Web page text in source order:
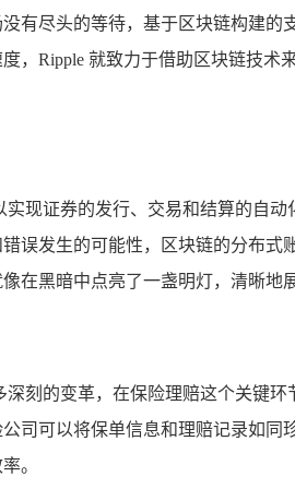
有尽头的等待，基于区块链构建
，Ripple 就致力于借助区块链技
现证券的发行、交易和结算的自
误发生的可能性，区块链的分布
在黑暗中点亮了一盏明灯，清晰地
刻的变革，在保险理赔这个关键
司可以将保单信息和理赔记录如
。